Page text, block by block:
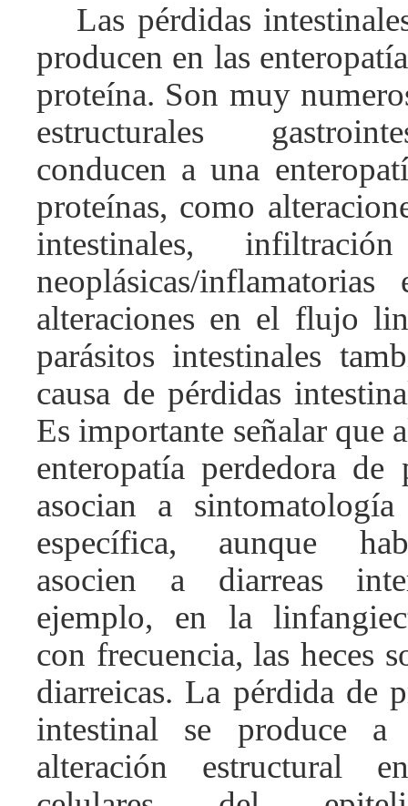
Las pérdidas
producen en las
proteína. Son muy
estructurales
conducen a una
proteínas, como
intestinales,
neoplásicas/
alteraciones en el flujo
parásitos intestinales
causa de pérdidas
Es importante señalar que
enteropatía perdedora de
asocian a sintomatología
específica, aunque
asocien a diarreas
ejemplo, en la
con frecuencia, las heces
diarreicas. La pérdida de
intestinal se produce a
alteración estructural